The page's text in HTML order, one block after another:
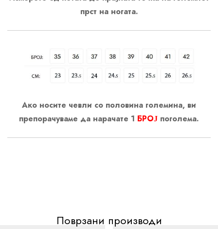
прст на ногата.
Ако носите чевли со половина големина, ви
препорачуваме да нарачате 1 БРОЈ поголема.
Поврзани производи